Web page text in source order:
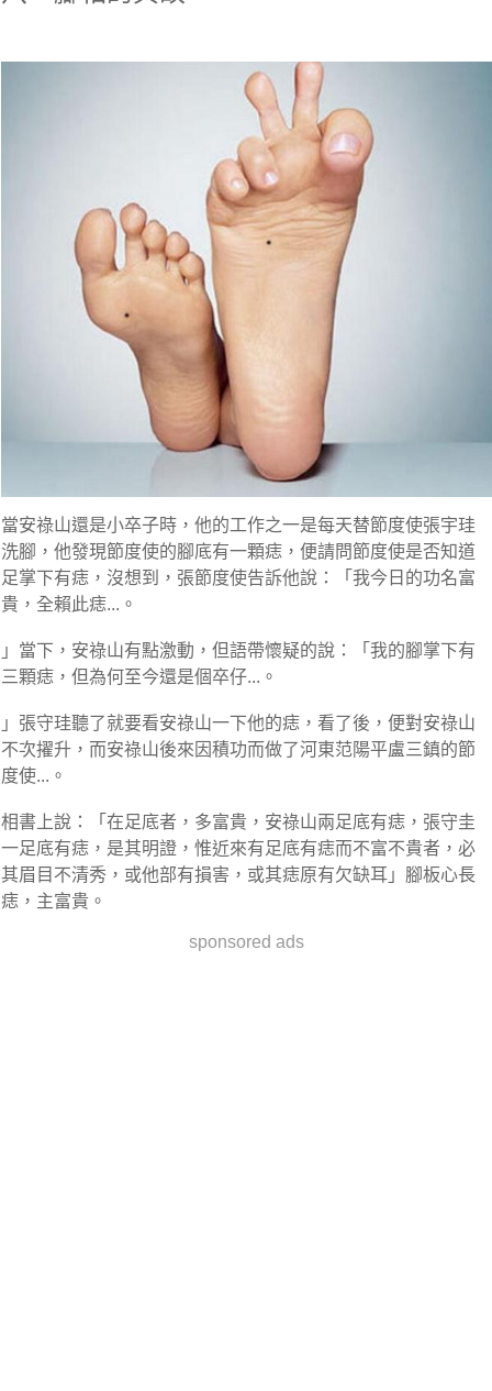
當安祿山還是小卒子時，他的工作之一是每天替節度使張宇珪
洗腳，他發現節度使的腳底有一顆痣，便請問節度使是否知道
足掌下有痣，沒想到，張節度使告訴他說：「我今日的功名富
貴，全賴此痣...。
」當下，安祿山有點激動，但語帶懷疑的說：「我的腳掌下有
三顆痣，但為何至今還是個卒仔...。
」張守珪聽了就要看安祿山一下他的痣，看了後，便對安祿山
不次擢升，而安祿山後來因積功而做了河東范陽平盧三鎮的節
度使...。
相書上說：「在足底者，多富貴，安祿山兩足底有痣，張守圭
一足底有痣，是其明證，惟近來有足底有痣而不富不貴者，必
其眉目不清秀，或他部有損害，或其痣原有欠缺耳」腳板心長
痣，主富貴。
sponsored ads